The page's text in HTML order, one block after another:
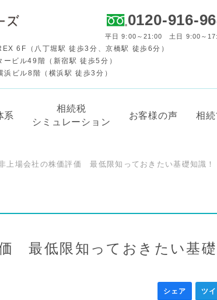
0120-916-
平日 9:00～21:00 土日 9:00～
6F（八丁堀駅 徒歩3分、京橋駅 徒歩6分）
ビル49階（新宿駅 徒歩5分）
ビル8階（横浜駅 徒歩3分）
系
相続税
シミュレーション
お客様の声 相
上場会社の株価評価 最低限知っておきたい基礎知識！
最低限知っておきたい基礎
シェア ツイ